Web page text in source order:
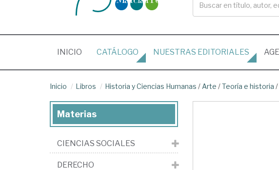
INICIO (CURRENT)
CATÁLOGO NUESTRAS EDITORIALES
Inicio Libros Historia y Ciencias Humanas / Arte /Teoría e historia /
Materias
CIENCIAS SOCIALES
DERECHO